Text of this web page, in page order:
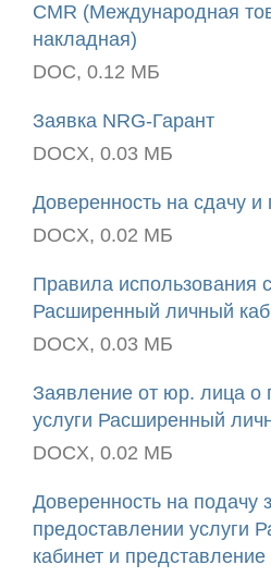
CMR (Международная
накладная)
DOC, 0.12 МБ
Заявка NRG-Гарант
DOCX, 0.03 МБ
Доверенность на сдачу и
DOCX, 0.02 МБ
Правила использования
Расширенный личный
DOCX, 0.03 МБ
Заявление от юр. лица о
услуги Расширенный
DOCX, 0.02 МБ
Доверенность на подачу
предоставлении услуги
кабинет и представление